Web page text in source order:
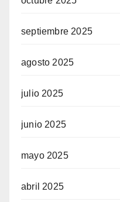
septiembre 2025
agosto 2025
julio 2025
junio 2025
mayo 2025
abril 2025